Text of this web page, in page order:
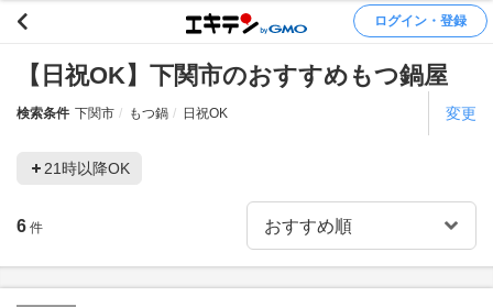
ログイン・登録
【日祝OK】下関市のおすすめもつ鍋屋
検索条件 下関市 もつ鍋 日祝OK 変更
21時以降OK
6 件